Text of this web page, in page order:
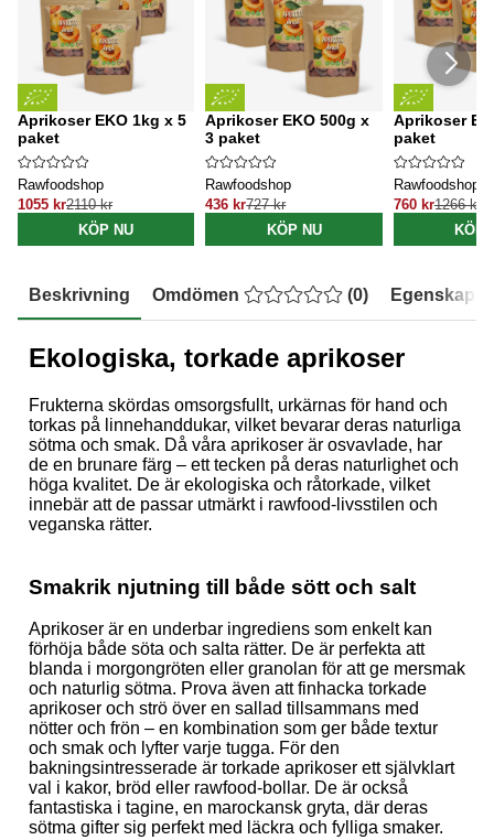
Aprikoser EKO 1kg x 5
paket
Rawfoodshop
1055 kr2110 kr
KÖP NU
Aprikoser EKO 500g x
3 paket
Rawfoodshop
436 kr727 kr
KÖP NU
Aprikoser
paket
Rawfoodshop
760 kr1266 kr
KÖP
Beskrivning Omdömen (0) Egenskaper
Ekologiska, torkade aprikoser
Frukterna skördas omsorgsfullt, urkärnas för hand och
torkas på linnehanddukar, vilket bevarar deras naturliga
sötma och smak. Då våra aprikoser är osvavlade, har
de en brunare färg – ett tecken på deras naturlighet och
höga kvalitet. De är ekologiska och råtorkade, vilket
innebär att de passar utmärkt i rawfood-livsstilen och
veganska rätter.
Smakrik njutning till både sött och salt
Aprikoser är en underbar ingrediens som enkelt kan
förhöja både söta och salta rätter. De är perfekta att
blanda i morgongröten eller granolan för att ge mersmak
och naturlig sötma. Prova även att finhacka torkade
aprikoser och strö över en sallad tillsammans med
nötter och frön – en kombination som ger både textur
och smak och lyfter varje tugga. För den
bakningsintresserade är torkade aprikoser ett självklart
val i kakor, bröd eller rawfood-bollar. De är också
fantastiska i tagine, en marockansk gryta, där deras
sötma gifter sig perfekt med läckra och fylliga smaker.